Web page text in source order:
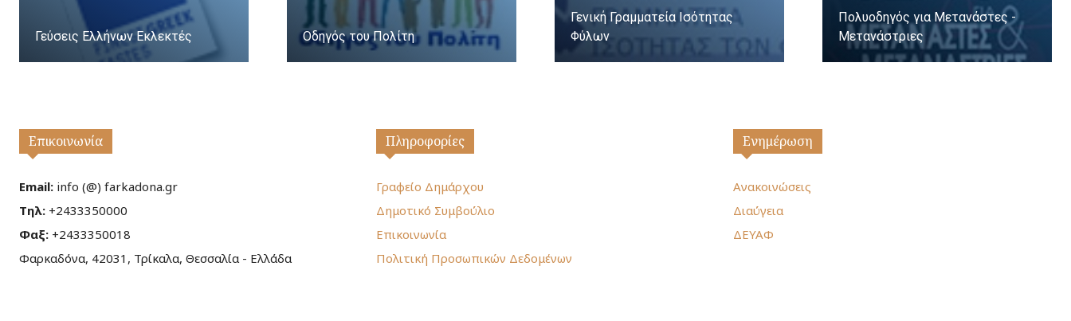
Γεύσεις Ελλήνων Εκλεκτές Οδηγός του Πολίτη
Γενική Γραμματεία Ισότητας
Φύλων
Πολυοδηγός για Μετανάστες -
Μετανάστριες
Επικοινωνία
Email: info (@) farkadona.gr
Τηλ: +2433350000
Φαξ: +2433350018
Φαρκαδόνα, 42031, Τρίκαλα, Θεσσαλία - Ελλάδα
Πληροφορίες
Γραφείο Δημάρχου
Δημοτικό Συμβούλιο
Επικοινωνία
Πολιτική Προσωπικών Δεδομένων
Ενημέρωση
Ανακοινώσεις
Διαύγεια
ΔΕΥΑΦ